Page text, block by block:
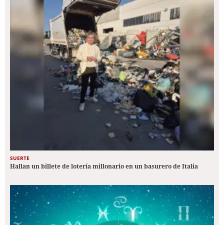
SUERTE
Hallan un billete de lotería millonario en un basurero de Italia